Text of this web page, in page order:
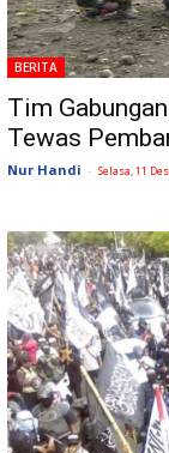
BERITA
Tim
Tewas
Nur Handi - Selasa, 11